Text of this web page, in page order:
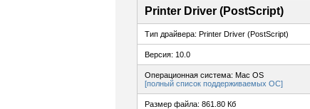
Printer Driver (PostScript)
Тип драйвера: Printer Driver (PostScript)
Версия: 10.0
Операционная система: Mac OS
[полный список поддерживаемых ОС]
Размер файла: 861.80 Кб